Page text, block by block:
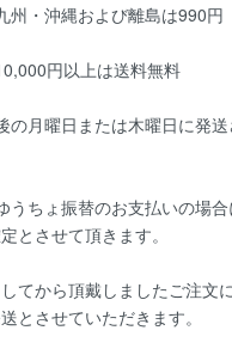
州・沖縄および離島は990円
円以上は送料無料
の月曜日または木曜日に発
うちょ振替のお支払いの場
とさせて頂きます。
てから頂戴しましたご注文
とさせていただきます。